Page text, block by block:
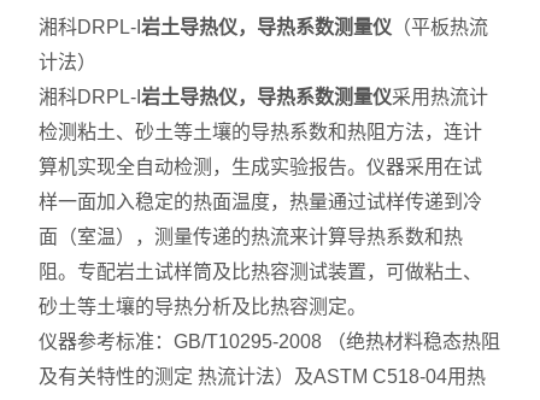
湘科DRPL-I岩土导热仪，导热系数测量仪 （平板热流
计法）
湘科DRPL-I岩土导热仪，导热系数测量仪采用热流计
检测粘土、砂土等土壤的导热系数和热阻方法，连计
算机实现全自动检测，生成实验报告。仪器采用在试
样一面加入稳定的热面温度，热量通过试样传递到冷
面（室温），测量传递的热流来计算导热系数和热
阻。专配岩土试样筒及比热容测试装置，可做粘土、
砂土等土壤的导热分析及比热容测定。
仪器参考标准：GB/T10295-2008 （绝热材料稳态热阻
及有关特性的测定 热流计法）及ASTM C518-04用热